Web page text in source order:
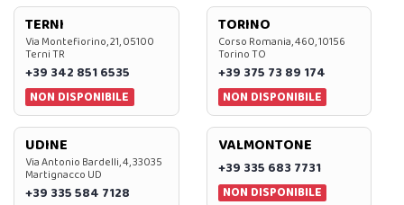
TERNI
Via Montefiorino, 21, 05100
Terni TR
+39 342 851 6535
NON DISPONIBILE
TORINO
Corso Romania, 460, 10156
Torino TO
+39 375 73 89 174
NON DISPONIBILE
UDINE
Via Antonio Bardelli, 4, 33035
Martignacco UD
+39 335 584 7128
VALMONTONE
+39 335 683 7731
NON DISPONIBILE